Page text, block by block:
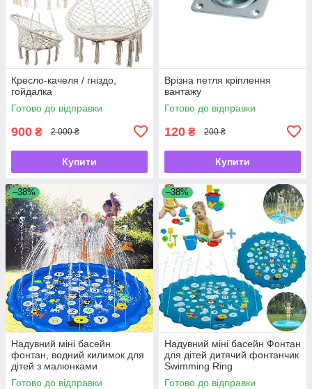
Кресло-качеля / гніздо,
гойдалка
Готово до відправки
900 ₴ 2 000 ₴
Купити
Врізна петля кріплення
вантажу
Готово до відправки
120 ₴ 200 ₴
Купити
–38%
Надувний міні басейн
фонтан, водний килимок для
дітей з малюнками
фонтанчик Swimming Ring
Готово до відправки
–38%
Надувний міні басейн Фонтан
для дітей дитячий фонтанчик
Swimming Ring
Готово до відправки